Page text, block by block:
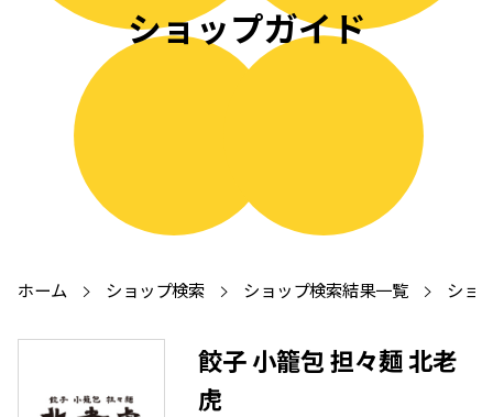
ショップガイド
ホーム ショップ検索 ショップ検索結果一覧 ショ
餃子 小籠包 担々麺 北老
虎